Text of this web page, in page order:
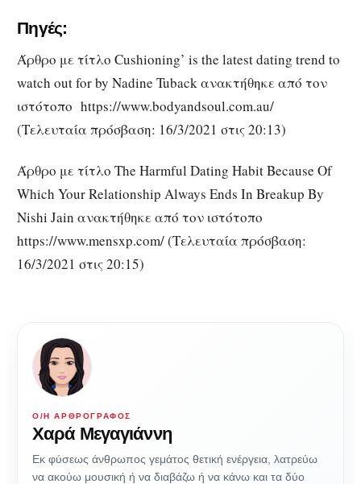
Πηγές:
Άρθρο με τίτλο Cushioning’ is the latest dating trend to
watch out for by Nadine Tuback ανακτήθηκε από τον
ιστότοπο https://www.bodyandsoul.com.au/
(Τελευταία πρόσβαση: 16/3/2021 στις 20:13)
Άρθρο με τίτλο The Harmful Dating Habit Because Of
Which Your Relationship Always Ends In Breakup By
Nishi Jain ανακτήθηκε από τον ιστότοπο
https://www.mensxp.com/ (Τελευταία πρόσβαση:
16/3/2021 στις 20:15)
Ο/Η ΑΡΘΡΟΓΡΆΦΟΣ
Χαρά Μεγαγιάννη
Εκ φύσεως άνθρωπος γεμάτος θετική ενέργεια, λατρεύω
να ακούω μουσική ή να διαβάζω ή να κάνω και τα δύο